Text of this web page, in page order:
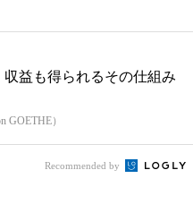
益も得られるその仕組み
GOETHE）
Recommended by